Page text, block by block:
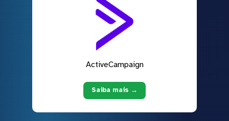
ActiveCampaign
Saiba mais →